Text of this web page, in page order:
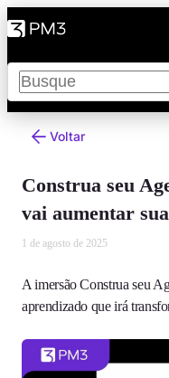
Pesquisar
Voltar
Construa seu
vai aumentar
1 de agosto de 2025
A imersão Construa seu
aprendizado que irá